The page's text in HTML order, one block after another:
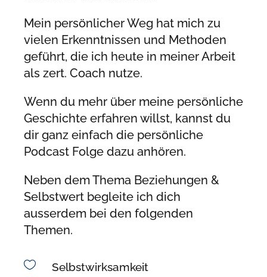
Mein persönlicher Weg hat mich zu
vielen Erkenntnissen und Methoden
geführt, die ich heute in meiner Arbeit
als zert. Coach nutze.
Wenn du mehr über meine persönliche
Geschichte erfahren willst, kannst du
dir ganz einfach die persönliche
Podcast Folge dazu anhören.
Neben dem Thema Beziehungen &
Selbstwert begleite ich dich
ausserdem bei den folgenden
Themen.
 Selbstwirksamkeit